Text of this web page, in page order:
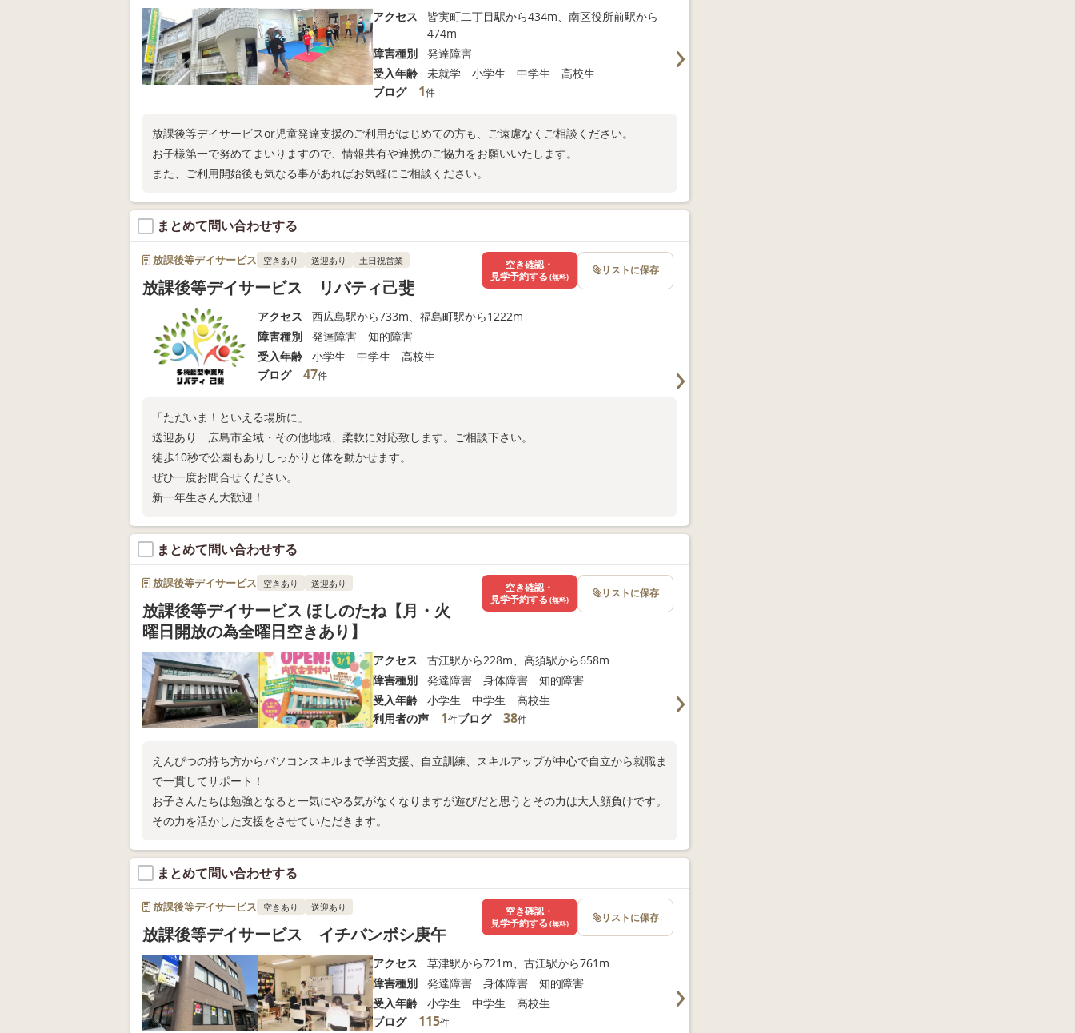
アクセス
皆実町二丁目駅から434m、南区役所前駅から
474m
障害種別
発達障害
受入年齢
未就学 小学生 中学生 高校生
ブログ
1件
放課後等デイサービスor児童発達支援のご利用がはじめての方も、ご遠慮なくご相談ください。
お子様第一で努めてまいりますので、情報共有や連携のご協力をお願いいたします。
また、ご利用開始後も気なる事があればお気軽にご相談ください。
まとめて問い合わせする
放課後等デイサービス 空きあり 送迎あり 土日祝営業
放課後等デイサービス リバティ己斐
アクセス
西広島駅から733m、福島町駅から1222m
障害種別
発達障害 知的障害
受入年齢
小学生 中学生 高校生
ブログ
47件
「ただいま！といえる場所に」
送迎あり 広島市全域・その他地域、柔軟に対応致します。ご相談下さい。
徒歩10秒で公園もありしっかりと体を動かせます。
ぜひ一度お問合せください。
新一年生さん大歓迎！
空き確認・
見学予約する (無料) リストに保存
まとめて問い合わせする
放課後等デイサービス 空きあり 送迎あり
放課後等デイサービス ほしのたね【月・火
曜日開放の為全曜日空きあり】
アクセス
古江駅から228m、高須駅から658m
障害種別
発達障害 身体障害 知的障害
受入年齢
小学生 中学生 高校生
利用者の声
1件ブログ 38件
えんぴつの持ち方からパソコンスキルまで学習支援、自立訓練、スキルアップが中心で自立から就職ま
で一貫してサポート！
お子さんたちは勉強となると一気にやる気がなくなりますが遊びだと思うとその力は大人顔負けです。
その力を活かした支援をさせていただきます。
空き確認・
見学予約する (無料) リストに保存
まとめて問い合わせする
放課後等デイサービス 空きあり 送迎あり
放課後等デイサービス イチバンボシ庚午
アクセス
草津駅から721m、古江駅から761m
障害種別
発達障害 身体障害 知的障害
受入年齢
小学生 中学生 高校生
ブログ
115件
空き確認・
見学予約する (無料) リストに保存